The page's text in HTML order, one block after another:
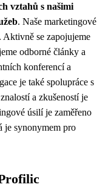
vztahů s našimi
. Naše marketingové
se zapojujeme
odborné články a
konferencí a
je také spolupráce s
a zkušeností je
úsilí je zaměřeno
je synonymem pro